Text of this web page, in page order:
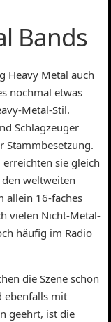
Bands
Heavy Metal auch
nochmal etwas
Metal-Stil.
Schlagzeuger
Stammbesetzung.
erreichten sie gleich
weltweiten
allein 16-faches
vielen Nicht-Metal-
häufig im Radio
die Szene schon
ebenfalls mit
geehrt, ist die